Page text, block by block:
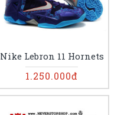
Nike Lebron 11 Hornets
1.250.000đ